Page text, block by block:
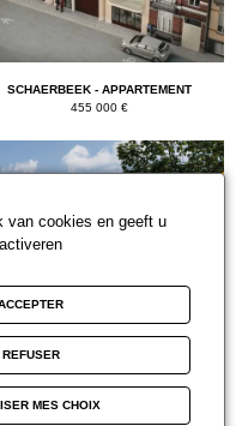
SCHAERBEEK - APPARTEMENT
455 000 €
ANDERLECHT - APPARTEMENT
van cookies en geeft u
MES CHOIX